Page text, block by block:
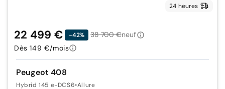
24 heures
Peugeot 408
Hybrid 145 e-DCS6•Allure
22 499 € -42% 38 700 €neuf
Dès 149 €/mois